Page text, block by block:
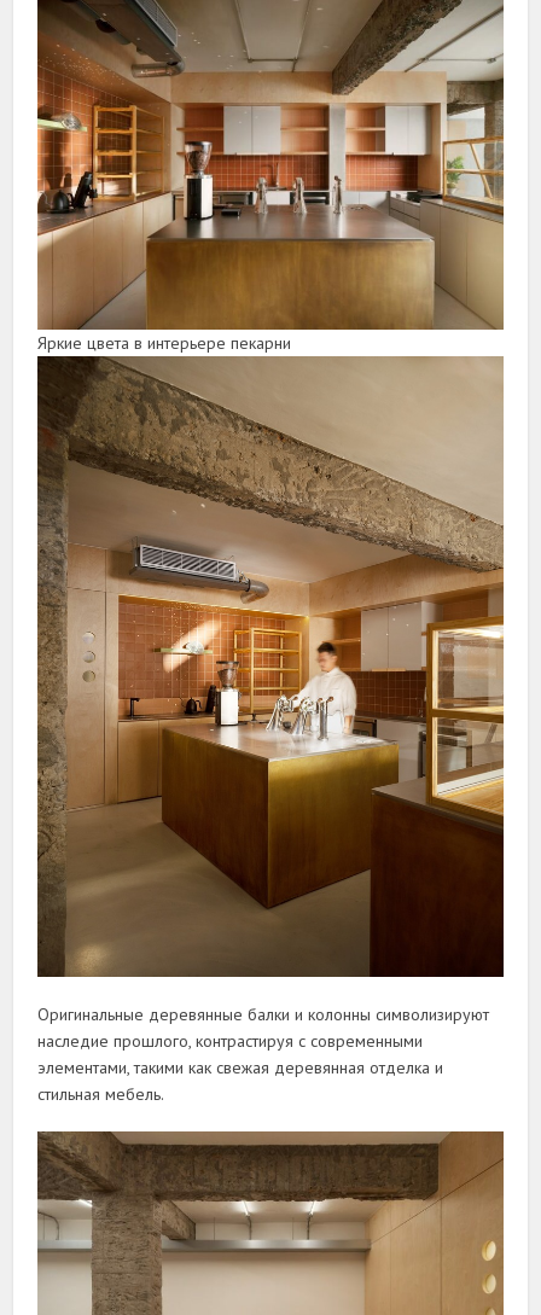
Яркие цвета в интерьере пекарни
Оригинальные деревянные балки и колонны символизируют
наследие прошлого, контрастируя с современными
элементами, такими как свежая деревянная отделка и
стильная мебель.